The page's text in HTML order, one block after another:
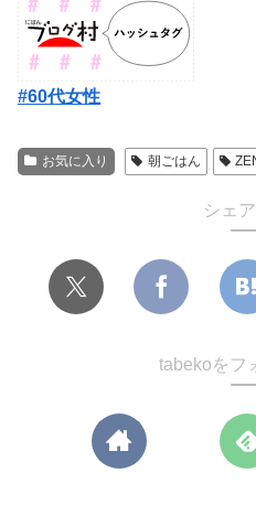
#60代女性
お気に入り 朝ごはん
シェ
tabekoをフ